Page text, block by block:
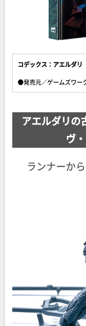
コデックス：アエルダリ
●発売元／ゲームズワー
アエルダリの
ヴ
ランナーから